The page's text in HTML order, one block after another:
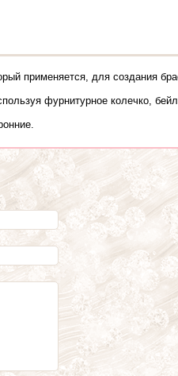
применяется, для создания
фурнитурное колечко,